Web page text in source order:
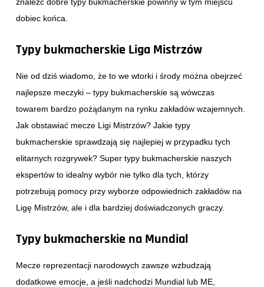
dobiec końca.
Typy bukmacherskie Liga Mistrzów
Nie od dziś wiadomo, że to we wtorki i środy można obejrzeć
najlepsze meczyki – typy bukmacherskie są wówczas
towarem bardzo pożądanym na rynku zakładów wzajemnych.
Jak obstawiać mecze Ligi Mistrzów? Jakie typy
bukmacherskie sprawdzają się najlepiej w przypadku tych
elitarnych rozgrywek? Super typy bukmacherskie naszych
ekspertów to idealny wybór nie tylko dla tych, którzy
potrzebują pomocy przy wyborze odpowiednich zakładów na
Ligę Mistrzów, ale i dla bardziej doświadczonych graczy.
Typy bukmacherskie na Mundial
Mecze reprezentacji narodowych zawsze wzbudzają
dodatkowe emocje, a jeśli nadchodzi Mundial lub ME,